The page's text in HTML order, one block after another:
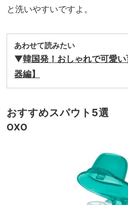
と洗いやすいですよ。
あわせて読みたい
▼韓国発！おしゃれで可愛
器編】
おすすめスパウト5選
OXO